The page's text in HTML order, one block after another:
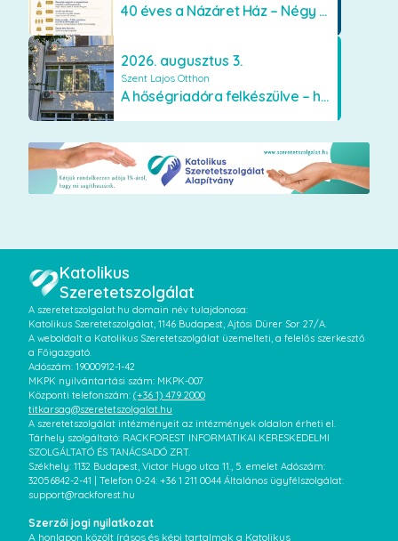
40 éves a Názáret Ház – Négy évtized szeretetben és gondoskodásban
2026. augusztus 3.
Szent Lajos Otthon
A hőségriadóra felkészülve – hűsítő fejlesztések a Szent Lajos Otthonban
Katolikus
Szeretetszolgálat
A szeretetszolgalat.hu domain név tulajdonosa:
Katolikus Szeretetszolgálat, 1146 Budapest, Ajtósi Dürer Sor 27/A.
A weboldalt a Katolikus Szeretetszolgálat üzemelteti, a felelős szerkesztő
a Főigazgató.
Adószám: 19000912-1-42
MKPK nyilvántartási szám: MKPK-007
Központi telefonszám: (+36 1) 479 2000
titkarsag@szeretetszolgalat.hu
A szeretetszolgálat intézményeit az intézmények oldalon érheti el.
Tárhely szolgáltató: RACKFOREST INFORMATIKAI KERESKEDELMI
SZOLGÁLTATÓ ÉS TANÁCSADÓ ZRT.
Székhely: 1132 Budapest, Victor Hugo utca 11., 5. emelet Adószám:
32056842-2-41 | Telefon 0-24: +36 1 211 0044 Általános ügyfélszolgálat:
support@rackforest.hu
Szerzői jogi nyilatkozat
A honlapon közölt írásos és képi tartalmak a Katolikus